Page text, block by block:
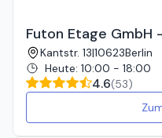
Futon Etage GmbH
Kantstr. 13|10623Berlin
Heute: 10:00 - 18:00
4.6(53)